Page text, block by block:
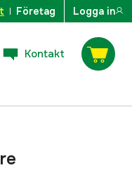
Företag Logga in
Kontakt